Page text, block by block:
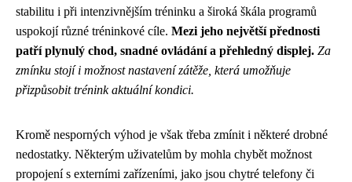
stabilitu i při intenzivnějším tréninku a široká škála programů
uspokojí různé tréninkové cíle. Mezi jeho největší přednosti
patří plynulý chod, snadné ovládání a přehledný displej. Za
zmínku stojí i možnost nastavení zátěže, která umožňuje
přizpůsobit trénink aktuální kondici.
Kromě nesporných výhod je však třeba zmínit i některé drobné
nedostatky. Některým uživatelům by mohla chybět možnost
propojení s externími zařízeními, jako jsou chytré telefony či